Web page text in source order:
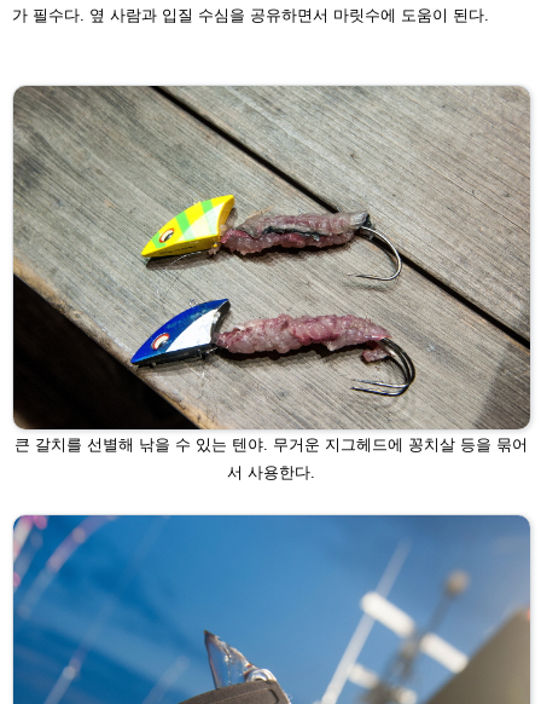
가 필수다. 옆 사람과 입질 수심을 공유하면서 마릿수에 도움이 된다.
큰 갈치를 선별해 낚을 수 있는 텐야. 무거운 지그헤드에 꽁치살 등을 묶어
서 사용한다.